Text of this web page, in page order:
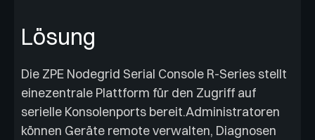
Lösung
Die ZPE Nodegrid Serial Console R-Series stellt
einezentrale Plattform für den Zugriff auf
serielle Konsolenports bereit.Administratoren
können Geräte remote verwalten, Diagnosen